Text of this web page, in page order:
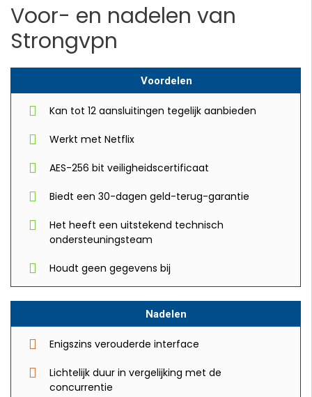
Voor- en nadelen van
Strongvpn
Voordelen
Kan tot 12 aansluitingen tegelijk aanbieden
Werkt met Netflix
AES-256 bit veiligheidscertificaat
Biedt een 30-dagen geld-terug-garantie
Het heeft een uitstekend technisch
ondersteuningsteam
Houdt geen gegevens bij
Nadelen
Enigszins verouderde interface
Lichtelijk duur in vergelijking met de
concurrentie